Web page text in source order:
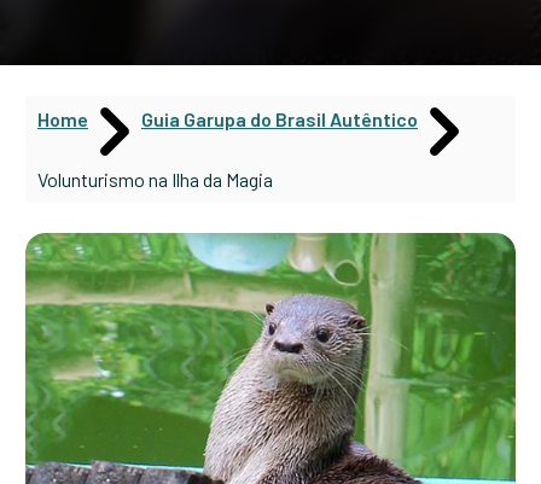
Home Guia Garupa do Brasil Autêntico
Volunturismo na Ilha da Magia